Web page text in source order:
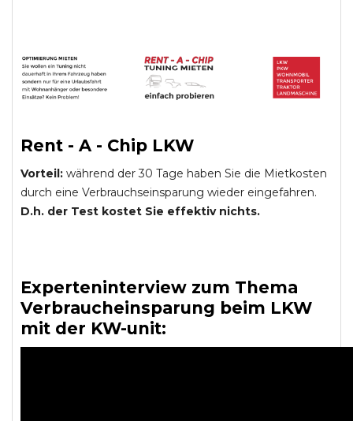
Rent - A - Chip LKW
Vorteil: während der 30 Tage haben Sie die Mietkosten
durch eine Verbrauchseinsparung wieder eingefahren.
D.h. der Test kostet Sie effektiv nichts.
Experteninterview zum Thema
Verbraucheinsparung beim LKW
mit der KW-unit: